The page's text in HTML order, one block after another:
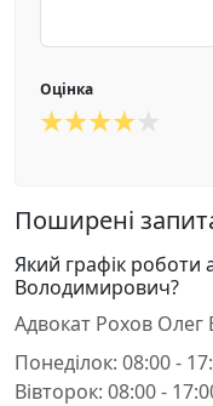
Оцінка
Поширені
Який графік роботи
Володимирович?
Адвокат Рохов
Понеділок: 08:00 -
Вівторок: 08:00 -